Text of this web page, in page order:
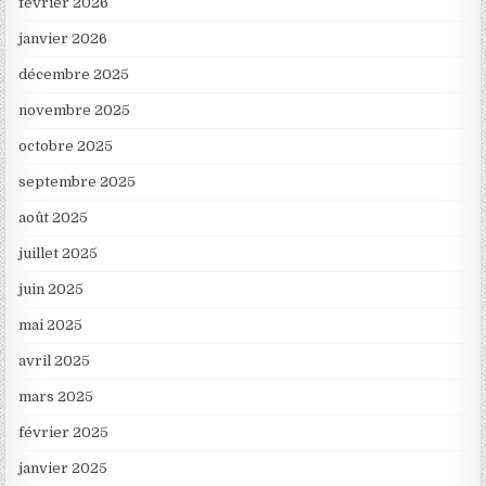
janvier 2026
décembre 2025
novembre 2025
octobre 2025
septembre 2025
août 2025
juillet 2025
juin 2025
mai 2025
avril 2025
mars 2025
février 2025
janvier 2025